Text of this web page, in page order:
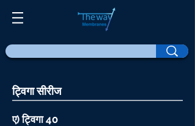
ट्विगा सीरीज
ए) ट्विगा 40